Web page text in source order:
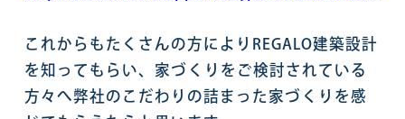
これからもたくさんの方によりREGALO建築設計
を知ってもらい、家づくりをご検討されている
方々へ弊社のこだわりの詰まった家づくりを感